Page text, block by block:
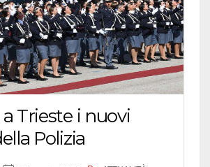
Trieste i nuovi
Polizia